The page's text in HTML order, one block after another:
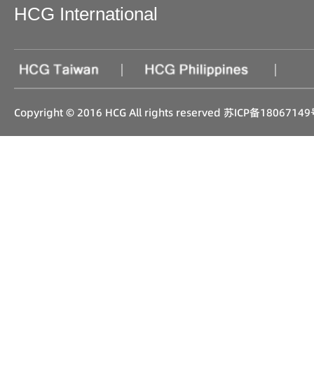
HCG International
| |
Copyright © 2016 HCG All rights reserved 苏ICP备